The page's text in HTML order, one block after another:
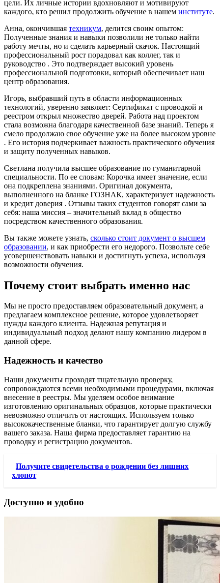
цели. Их личные истории вдохновляют и мотивируют
каждого, кто решил продолжить обучение в нашем институте.
Анна, окончившая техникум, делится своим опытом:
Полученные знания и навыки позволили не только найти
работу мечты, но и сделать карьерный скачок. Настоящий
профессиональный рост порадовал как коллег, так и
руководство . Это подтверждает высокий уровень
профессиональной подготовки, который обеспечивает наш
центр образования.
Игорь, выбравший путь в области информационных
технологий, уверенно заявляет: Сертификат с проводкой и
реестром открыл множество дверей. Работа над проектом
стала возможна благодаря качественной базе знаний. Теперь я
смело продолжаю свое обучение уже на более высоком уровне
. Его история подчеркивает важность практического обучения
и защиту полученных навыков.
Светлана получила высшее образование по гуманитарной
специальности. По ее словам: Корочка имеет значение, если
она подкреплена знаниями. Оригинал документа,
выполненного на бланке ГОЗНАК, характеризует надежность
и кредит доверия . Отзывы таких студентов говорят сами за
себя: наша миссия – значительный вклад в общество
посредством качественного образования.
Вы также можете узнать, сколько стоит документ о высшем
образовании, и как приобрести его недорого. Позвольте себе
усовершенствовать навыки и достигнуть успеха, используя
возможности обучения.
Почему стоит выбрать именно нас
Мы не просто предоставляем образовательный документ, а
предлагаем комплексное решение, которое удовлетворяет
нужды каждого клиента. Надежная репутация и
индивидуальный подход делают нашу компанию лидером в
данной сфере.
Надежность и качество
Наши документы проходят тщательную проверку,
сопровождаются всеми необходимыми процедурами, включая
внесение в реестры. Мы уделяем особое внимание
изготовлению оригинальных образцов, которые практически
невозможно отличить от настоящих. Используем только
высококачественные бланки, что гарантирует долгую службу
вашего заказа. Наша фирма предоставляет гарантию на
проводку и регистрацию документов.
Получите свидетельства о рождении без лишних
хлопот
Доступно и удобно